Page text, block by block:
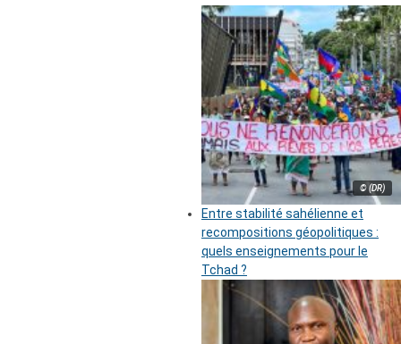
© (DR)
Entre stabilité sahélienne et
recompositions géopolitiques :
quels enseignements pour le
Tchad ?